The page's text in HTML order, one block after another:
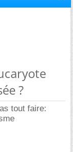
?
tout faire: